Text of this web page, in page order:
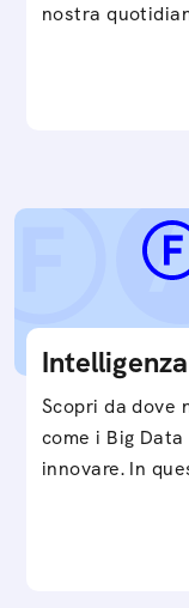
nostra
Scopri da dove
come i Big
innovare. In